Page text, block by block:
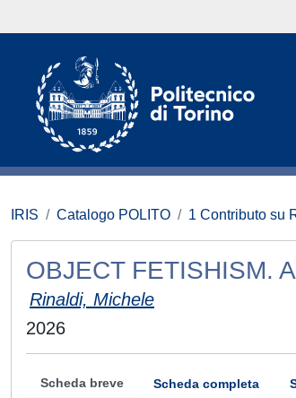
IRIS Catalogo POLITO 1 Contributo su
OBJECT FETISHISM.
Rinaldi, Michele
2026
Scheda breve Scheda completa